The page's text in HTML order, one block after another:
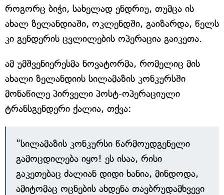
როგორც ბიჭი, სახელად ენდრიუ, თუმცა ის
ახალ ზელანდიაში, ოკლენდში, გაიზარდა, წელს
კი გენდერის ცვლილების ოპერაცია გაიკეთა.
ამ უმშვენიერესმა ნოვატორმა, რომელიც მის
ახალი ზელანდიის სილამაზის კონკურსში
მონაწილე პირველი პოსტ-ოპერაციული
ტრანსგენდერი ქალია, თქვა:
"სილამაზის კონკურსი წარმოუდგენელი
გამოცდილება იყო! ეს ისაა, რისი
გაკეთებაც ძალიან დიდი ხანია, მინდოდა,
ამიტომაც ოცნების ახდენა თავბრუდამხვევი